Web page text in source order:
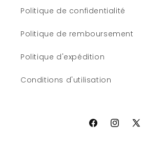
Politique de confidentialité
Politique de remboursement
Politique d'expédition
Conditions d'utilisation
FacebookInstagram
X